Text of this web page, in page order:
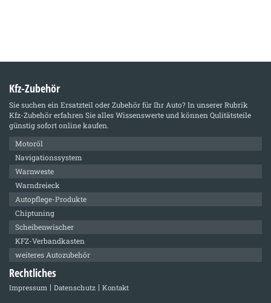
Kfz-Zubehör
Sie suchen ein Ersatzteil oder Zubehör für Ihr Auto? In unserer Rubrik
Kfz-Zubehörerfahren Sie alles Wissenswerte und können Qulitätsteile
günstig sofort online kaufen.
Motoröl
Navigationssystem
Warnweste
Warndreieck
Autopflege-Produkte
Chiptuning
Scheibenwischer
KFZ-Verbandkasten
weiteres Autozubehör
Rechtliches
Impressum Datenschutz Kontakt